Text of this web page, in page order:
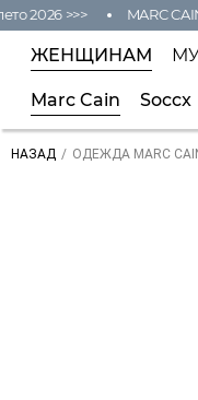
>>> MARC CAIN:
ЖЕНЩИНАМ
Marc Cain Soccx
НАЗАД / ОДЕЖДА MARC